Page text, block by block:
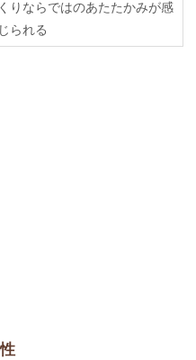
りならではのあたたかみが感
じられる